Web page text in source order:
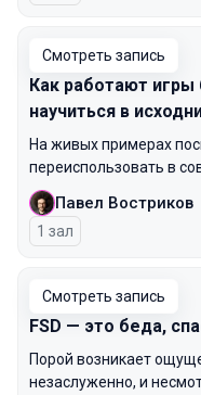
Смотреть запись
Как работают
научиться в
На живых примерах
переиспользовать в
Павел Востриков
1 зал
Смотреть запись
FSD — это беда,
Порой возникает
незаслуженно, и